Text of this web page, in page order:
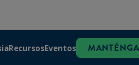
RecursosEventos